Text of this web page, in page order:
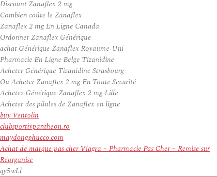
Discount Zanaflex 2 mg
Combien coûte le Zanaflex
Zanaflex 2 mg En Ligne Canada
Ordonner Zanaflex Générique
achat Générique Zanaflex Royaume-Uni
Pharmacie En Ligne Belge Tizanidine
Acheter Générique Tizanidine Strasbourg
Ou Acheter Zanaflex 2 mg En Toute Securité
Achetez Générique Zanaflex 2 mg Lille
Acheter des pilules de Zanaflex en ligne
buy Ventolin
clubsportivpantheon.ro
maydongphucco.com
Achat de marque pas cher Viagra – Pharmacie Pas Cher – Remise sur
Réorganise
qy5wLl